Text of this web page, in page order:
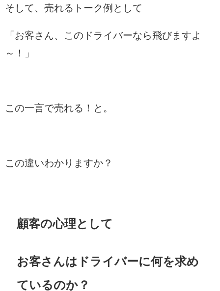
そして、売れるトーク例として
「お客さん、このドライバーなら飛びますよ
～！」
この一言で売れる！と。
この違いわかりますか？
顧客の心理として
お客さんはドライバーに何を求め
ているのか？